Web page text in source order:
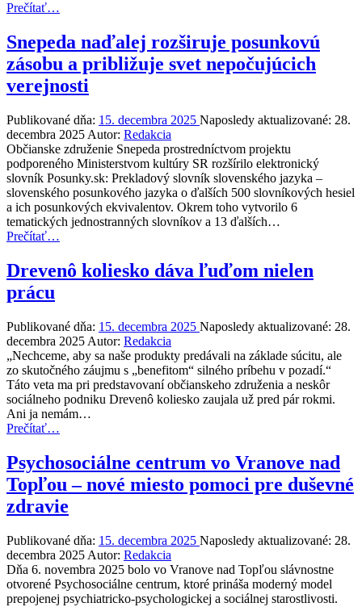
Prečítať“Vyjsť
dennej
rutiny
a
ukázať
vnútornú
…
Snepeda naďalej rozširuje posunkovú
zásobu a približuje svet nepočujúcich
verejnosti
Publikované dňa: 15. decembra 2025 Naposledy aktualizované: 28.
decembra 2025 Autor: Redakcia
Občianske združenie Snepeda prostredníctvom projektu
podporeného Ministerstvom kultúry SR rozšírilo elektronický
slovník Posunky.sk: Prekladový slovník slovenského jazyka –
slovenského posunkového jazyka o ďalších 500 slovníkových hesiel
a ich posunkových ekvivalentov. Okrem toho vytvorilo 6
tematických jednostranných slovníkov a 13 ďalších…
Prečítať“Snepeda
rozširuje
posunkovú
zásobu
približuje
svet
nepočujúcich
verejnosti”
…
Drevenô koliesko dáva ľuďom nielen
prácu
Publikované dňa: 15. decembra 2025 Naposledy aktualizované: 28.
decembra 2025 Autor: Redakcia
„Nechceme, aby sa naše produkty predávali na základe súcitu, ale
zo skutočného záujmu s „benefitom“ silného príbehu v pozadí.“
Táto veta ma pri predstavovaní občianskeho združenia a neskôr
sociálneho podniku Drevenô koliesko zaujala už pred pár rokmi.
Ani ja nemám…
Prečítať“Drevenô
dáva
ľuďom
nielen
prácu”
…
Psychosociálne centrum vo Vranove nad
Topľou – nové miesto pomoci pre duševné
zdravie
Publikované dňa: 15. decembra 2025 Naposledy aktualizované: 28.
decembra 2025 Autor: Redakcia
Dňa 6. novembra 2025 bolo vo Vranove nad Topľou slávnostne
otvorené Psychosociálne centrum, ktoré prináša moderný model
prepojenej psychiatricko-psychologickej a sociálnej starostlivosti.